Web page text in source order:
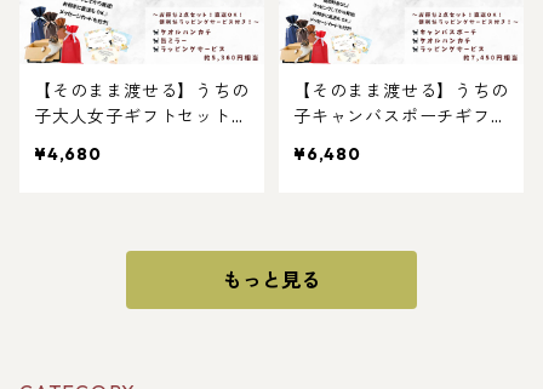
【そのまま渡せる】うちの
子大人女子ギフトセット｜
作成・ラッピング無料・ペ
チのセット！ラッピングあ
り！父の日・母の日のギフ
¥4,680
【そのまま渡せる】うちの
子キャンバスポーチギフト
イラスト作成・ラッピング
ンバスポーチのセット！ラ
ッピングあり！父の日・母
¥6,480
もっと見る